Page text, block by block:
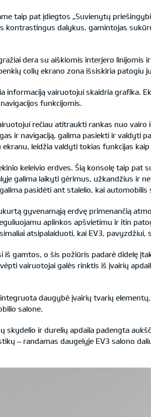
taip pat įdiegtos „Suvienytų
kontrastingus dalykus, gamintojas
dera su aiškiomis interjero
colių ekrano zona išsiskiria patogiu
informaciją vairuotojui skaidria grafika.
funkcijomis.
rečiau atitraukti rankas nuo vairo
ir navigaciją, galima pasiekti ir valdyti
leidžia valdyti tokias funkcijas
keleivio erdves. Šią konsolę taip pat
galima laikyti gėrimus, užkandžius ir
pasidėti ant stalelio, kai automobilis
gyvenamąją erdvę primenančią
aplinkos apšvietimu ir itin
atsipalaiduoti, kai EV3, pavyzdžiui,
iš gamtos, o šis požiūris padarė didelę
vairuotojai galės rinktis iš įvairių
integruota daugybė įvairių tvarių
salone.
ir durelių apdaila padengta
– randamas daugelyje EV3 salono